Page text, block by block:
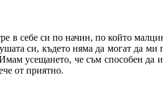
в себе си по начин, по който
си, където няма да могат да ми
усещането, че съм способен да
от приятно.